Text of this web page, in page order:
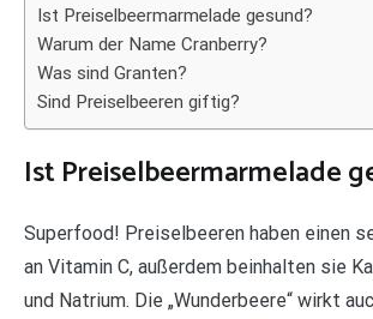
Ist Preiselbeermarmelade gesund?
Warum der Name Cranberry?
Was sind Granten?
Sind Preiselbeeren giftig?
Ist Preiselbeermarmelade
Superfood! Preiselbeeren haben einen
an Vitamin C, außerdem beinhalten sie
und Natrium. Die „Wunderbeere“ wirkt